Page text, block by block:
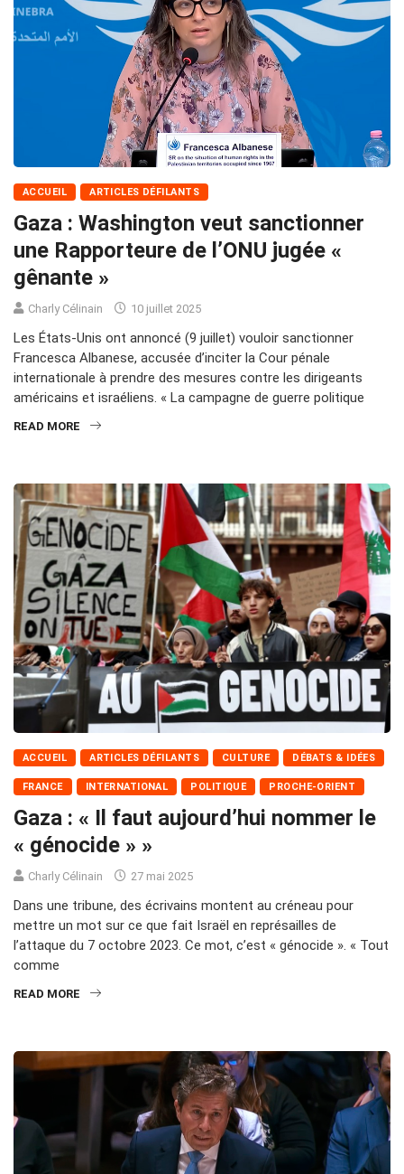
ACCUEIL ARTICLES DÉFILANTS
Gaza : Washington veut sanctionner
une Rapporteure de l’ONU jugée «
gênante »
Charly Célinain 10 juillet 2025
Les États-Unis ont annoncé (9 juillet) vouloir sanctionner
Francesca Albanese, accusée d’inciter la Cour pénale
internationale à prendre des mesures contre les dirigeants
américains et israéliens. « La campagne de guerre politique
READ MORE
ACCUEIL ARTICLES DÉFILANTS CULTURE DÉBATS & IDÉES
FRANCE INTERNATIONAL POLITIQUE PROCHE-ORIENT
Gaza : « Il faut aujourd’hui nommer le
« génocide » »
Charly Célinain 27 mai 2025
Dans une tribune, des écrivains montent au créneau pour
mettre un mot sur ce que fait Israël en représailles de
l’attaque du 7 octobre 2023. Ce mot, c’est « génocide ». « Tout
comme
READ MORE